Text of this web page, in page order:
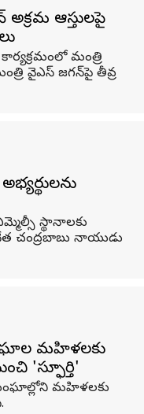
అక్రమ ఆస్తులపై
మంత్రి
వైఎస్ జగన్‌పై తీవ్ర
స్థానాలకు
చంద్రబాబు నాయుడు
మహిళలకు
'స్ఫూర్తి'
సంఘాల్లోని మహిళలకు